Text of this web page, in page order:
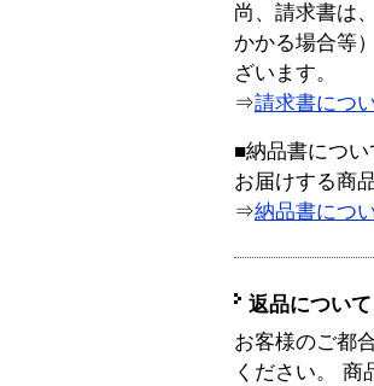
尚、請求書は
かかる場合等
ざいます。
⇒請求書につ
■納品書につい
お届けする商
⇒納品書につ
返品について
お客様のご都
ください。 商